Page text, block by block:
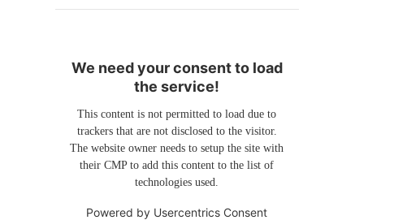
We need your consent to load
the service!
This content is not permitted to load due to
trackers that are not disclosed to the visitor.
The website owner needs to setup the site with
their CMP to add this content to the list of
technologies used.
Powered by Usercentrics Consent